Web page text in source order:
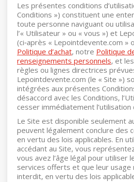
Les présentes conditions
Conditions ») constituent une
toute personne naviguant ou
l’« Utilisateur » ou « vous ») et
(ci‑après « Lepointdevente.com »
Politique d’achat, notre Politique
renseignements personnels, et
règles ou lignes directrices
Lepointdevente.com (le « Site »)
intégrées aux présentes
désaccord avec les Conditions,
cesser immédiatement l’utilisation
Le Site est disponible seulement
peuvent légalement conclure des
en vertu des lois applicables. En
accédant au Site, vous
vous avez l’âge légal pour utiliser
services offerts et que leur usage
interdit, en vertu des lois